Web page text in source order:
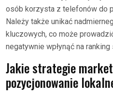
osób korzysta z telefonów do
Należy także unikać
kluczowych, co może
negatywnie wpłynąć na ranking
Jakie strategie
pozycjonowanie